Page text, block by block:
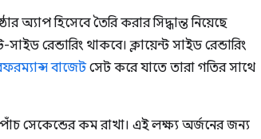
হিসেবে তৈরি করার সিদ্ধান্ত নিয়েছে
রেন্ডারিং থাকবে। ক্লায়েন্ট সাইড রেন্ডারিং
বাজেটসেট করে যাতে তারা গতির সাথে
সেকেন্ডের কম রাখা। এই লক্ষ্য অর্জনের জন্য